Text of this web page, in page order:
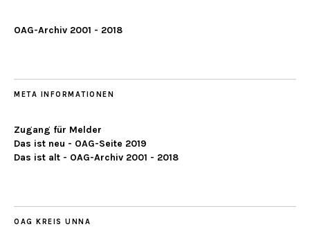
OAG-Archiv 2001 - 2018
META INFORMATIONEN
Zugang für Melder
Das ist neu - OAG-Seite 2019
Das ist alt - OAG-Archiv 2001 - 2018
OAG KREIS UNNA